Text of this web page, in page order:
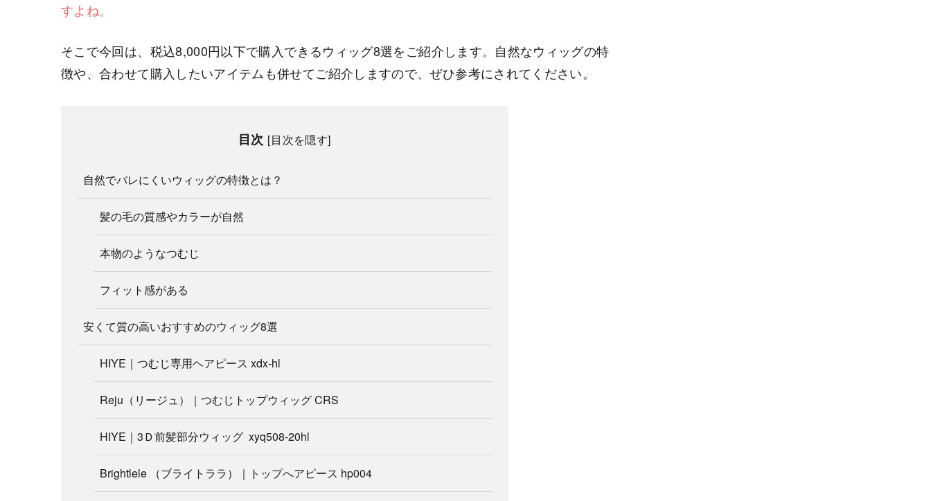
すよね。
そこで今回は、税込8,000円以下で購入できるウィッグ8選をご紹介します。自然なウィッグの特
徴や、合わせて購入したいアイテムも併せてご紹介しますので、ぜひ参考にされてください。
目次 [目次を隠す]
自然でバレにくいウィッグの特徴とは？
髪の毛の質感やカラーが自然
本物のようなつむじ
フィット感がある
安くて質の高いおすすめのウィッグ8選
HIYE｜つむじ専用ヘアピース xdx-hl
Reju（リージュ）｜つむじトップウィッグ CRS
HIYE｜3Ｄ前髪部分ウィッグ xyq508-20hl
Brightlele （ブライトララ）｜トップへアピース hp004